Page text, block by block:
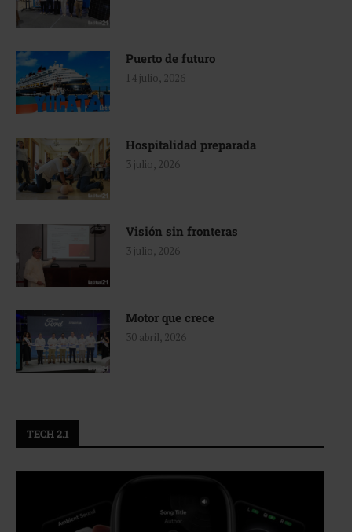
Puerto de futuro
14 julio, 2026
Hospitalidad preparada
3 julio, 2026
Visión sin fronteras
3 julio, 2026
Motor que crece
30 abril, 2026
TECH 2.1